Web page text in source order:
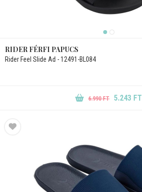
RIDER FÉRFI PAPUCS
Rider Feel Slide Ad - 12491-BL084
6.990 FT 5.243 FT